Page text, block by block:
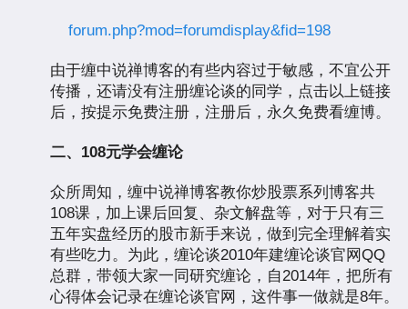
forum.php?mod=forumdisplay&fid=198
由于缠中说禅博客的有些内容过于敏感，不宜公开
传播，还请没有注册缠论谈的同学，点击以上链接
后，按提示免费注册，注册后，永久免费看缠博。
二、108元学会缠论
众所周知，缠中说禅博客教你炒股票系列博客共
108课，加上课后回复、杂文解盘等，对于只有三
五年实盘经历的股市新手来说，做到完全理解着实
有些吃力。为此，缠论谈2010年建缠论谈官网QQ
总群，带领大家一同研究缠论，自2014年，把所有
心得体会记录在缠论谈官网，这件事一做就是8年。